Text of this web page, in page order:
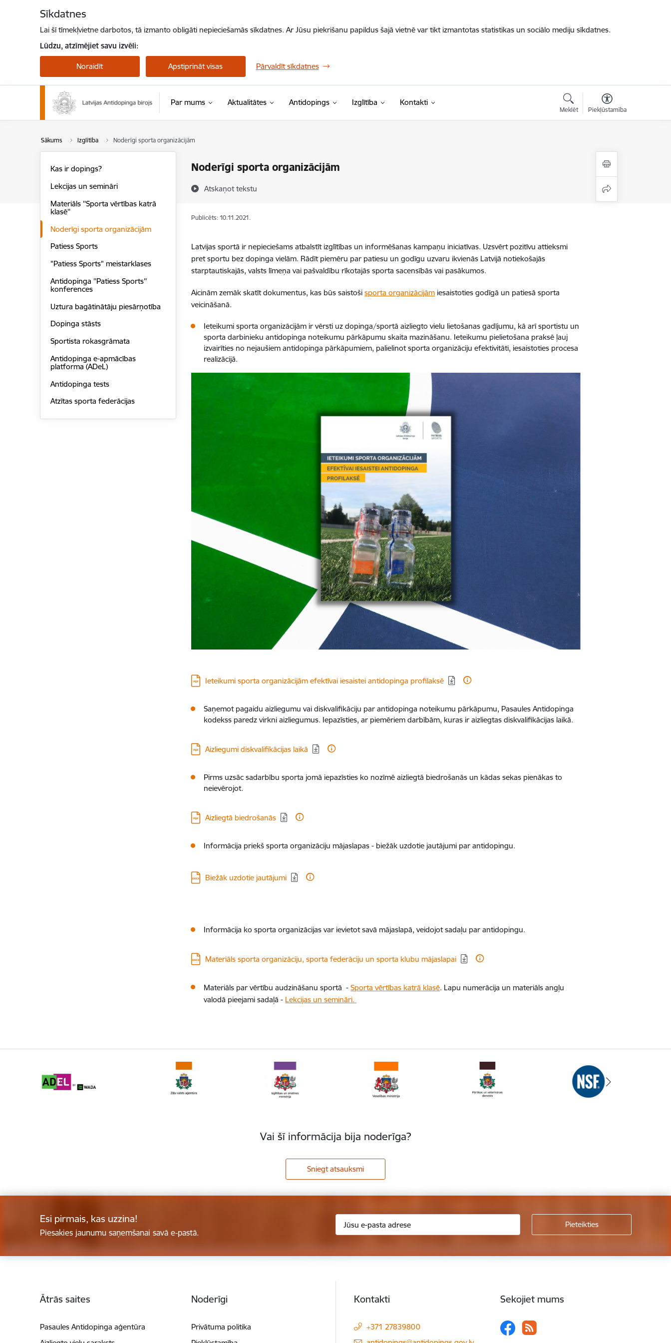
Sīkdatnes
Lai šī tīmekļvietne darbotos, tā izmanto obligāti nepieciešamās sīkdatnes. Ar Jūsu piekrišanu papildus šajā vietnē var tikt izmantotas statistikas un sociālo mediju sīkdatnes.
Lūdzu, atzīmējiet savu izvēli:
Noraidīt Apstiprināt visas Pārvaldīt sīkdatnes
Par mums Aktualitātes Antidopings Izglītība Kontakti
Meklēt Piekļūstamība
Sākums Izglītība Noderīgi sporta organizācijām
Noderīgi sporta organizācijām
Atskaņot tekstu
Kas ir dopings?
Lekcijas un semināri
Materiāls ''Sporta vērtības katrā
klasē''
Noderīgi sporta organizācijām
Patiess Sports
"Patiess Sports" meistarklases
Antidopinga ''Patiess Sports''
konferences
Uztura bagātinātāju piesārņotība
Dopinga stāsts
Sportista rokasgrāmata
Antidopinga e-apmācības
platforma (ADeL)
Antidopinga tests
Atzītas sporta federācijas
Publicēts: 10.11.2021.
Latvijas sportā ir nepieciešams atbalstīt izglītības un informēšanas kampaņu iniciatīvas. Uzsvērt pozitīvu attieksmi
pret sportu bez dopinga vielām. Rādīt piemēru par patiesu un godīgu uzvaru ikvienās Latvijā notiekošajās
starptautiskajās, valsts līmeņa vai pašvaldību rīkotajās sporta sacensībās vai pasākumos.
Aicinām zemāk skatīt dokumentus, kas būs saistošisporta organizācijām iesaistoties godīgā un patiesā sporta
veicināšanā.
Ieteikumi sporta organizācijām ir vērsti uz dopinga/sportā aizliegto vielu lietošanas gadījumu, kā arī sportistu un
sporta darbinieku antidopinga noteikumu pārkāpumu skaita mazināšanu. Ieteikumu pielietošana praksē ļauj
izvairīties no nejaušiem antidopinga pārkāpumiem, palielinot sporta organizāciju efektivitāti, iesaistoties procesa
realizācijā.
Lejupielādēt:
Ieteikumi sporta organizācijām efektīvai iesaistei antidopinga profilaksē
Saņemot pagaidu aizliegumu vai diskvalifikāciju par antidopinga noteikumu pārkāpumu, Pasaules Antidopinga
kodekss paredz virkni aizliegumus. Iepazīsties, ar piemēriem darbībām, kuras ir aizliegtas diskvalifikācijas laikā.
Lejupielādēt:
Aizliegumi diskvalifikācijas laikā
Pirms uzsāc sadarbību sporta jomā iepazīsties ko nozīmē aizliegtā biedrošanās un kādas sekas pienākas to
neievērojot.
Lejupielādēt:
Aizliegtā biedrošanās
Informācija priekš sporta organizāciju mājaslapas - biežāk uzdotie jautājumi par antidopingu.
Lejupielādēt:
Biežāk uzdotie jautājumi
Informācija ko sporta organizācijas var ievietot savā mājaslapā, veidojot sadaļu par antidopingu.
Lejupielādēt:
Materiāls sporta organizāciju, sporta federāciju un sporta klubu mājaslapai
Materiāls par vērtību audzināšanu sportā -Sporta vērtības katrā klasē. Lapu numerācija un materiāls angļu
valodā pieejami sadaļā - Lekcijas un semināri.
Vai šī informācija bija noderīga?
Sniegt atsauksmi
Esi pirmais, kas uzzina!
Piesakies jaunumu saņemšanai savā e-pastā.
Ātrās saites
Pasaules Antidopinga aģentūra
Noderīgi
Privātuma politika
Kontakti
+371 27839800
Sekojiet mums